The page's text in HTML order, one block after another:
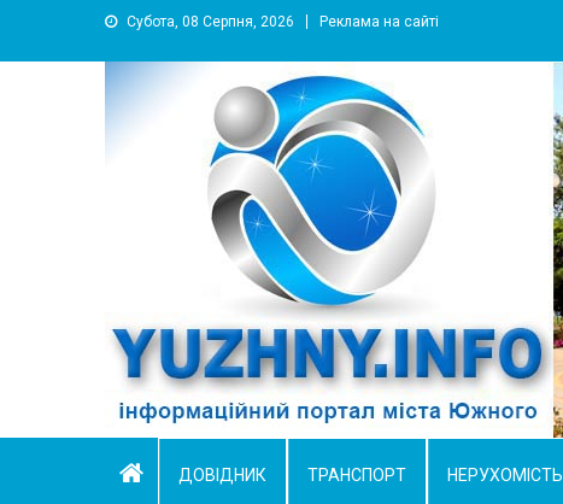
Субота, 08 Серпня, 2026 Реклама на сайті
YUZHNY.INFO
информационный портал города Южный
ДОВІДНИК ТРАНСПОРТ НЕРУХОМІСТЬ